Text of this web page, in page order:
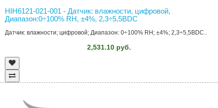
HIH6121-021-001 - Датчик: влажности, цифровой,
Диапазон:0÷100% RH, ±4%, 2,3÷5,5ВDC
Датчик: влажности; цифровой; Диапазон: 0÷100% RH; ±4%; 2,3÷5,5ВDC..
2,531.10 руб.